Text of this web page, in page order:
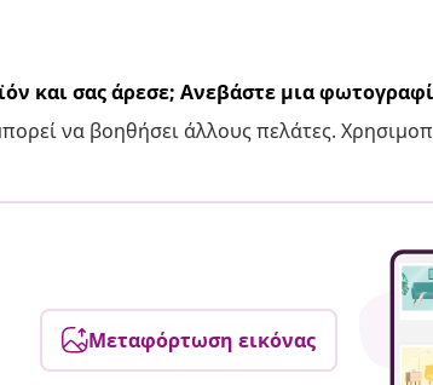
και σας άρεσε; Ανεβάστε μια
να βοηθήσει άλλους πελάτες.
Μεταφόρτωση εικόνας